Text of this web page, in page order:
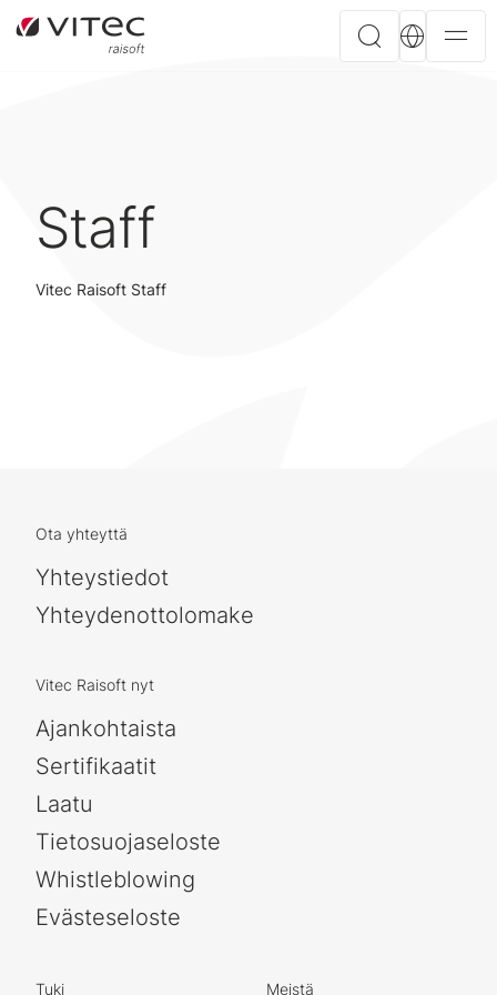
Staff
Vitec Raisoft Staff
Ota yhteyttä
Yhteystiedot
Yhteydenottolomake
Vitec Raisoft nyt
Ajankohtaista
Sertifikaatit
Laatu
Tietosuojaseloste
Whistleblowing
Evästeseloste
Tuki Meistä